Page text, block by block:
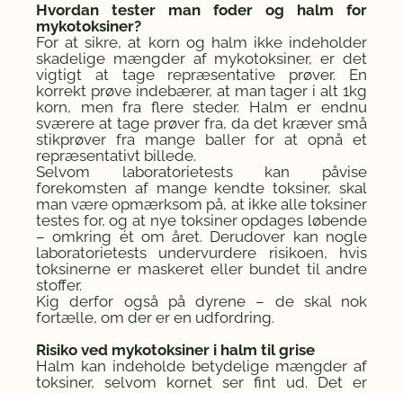
Hvordan tester man foder og halm for
mykotoksiner?
For at sikre, at korn og halm ikke indeholder
skadelige mængder af mykotoksiner, er det
vigtigt at tage repræsentative prøver. En
korrekt prøve indebærer, at man tager i alt 1kg
korn, men fra flere steder. Halm er endnu
sværere at tage prøver fra, da det kræver små
stikprøver fra mange baller for at opnå et
repræsentativt billede.
Selvom laboratorietests kan påvise
forekomsten af mange kendte toksiner, skal
man være opmærksom på, at ikke alle toksiner
testes for, og at nye toksiner opdages løbende
– omkring ét om året. Derudover kan nogle
laboratorietests undervurdere risikoen, hvis
toksinerne er maskeret eller bundet til andre
stoffer.
Kig derfor også på dyrene – de skal nok
fortælle, om der er en udfordring.
Risiko ved mykotoksiner i halm til grise
Halm kan indeholde betydelige mængder af
toksiner, selvom kornet ser fint ud. Det er